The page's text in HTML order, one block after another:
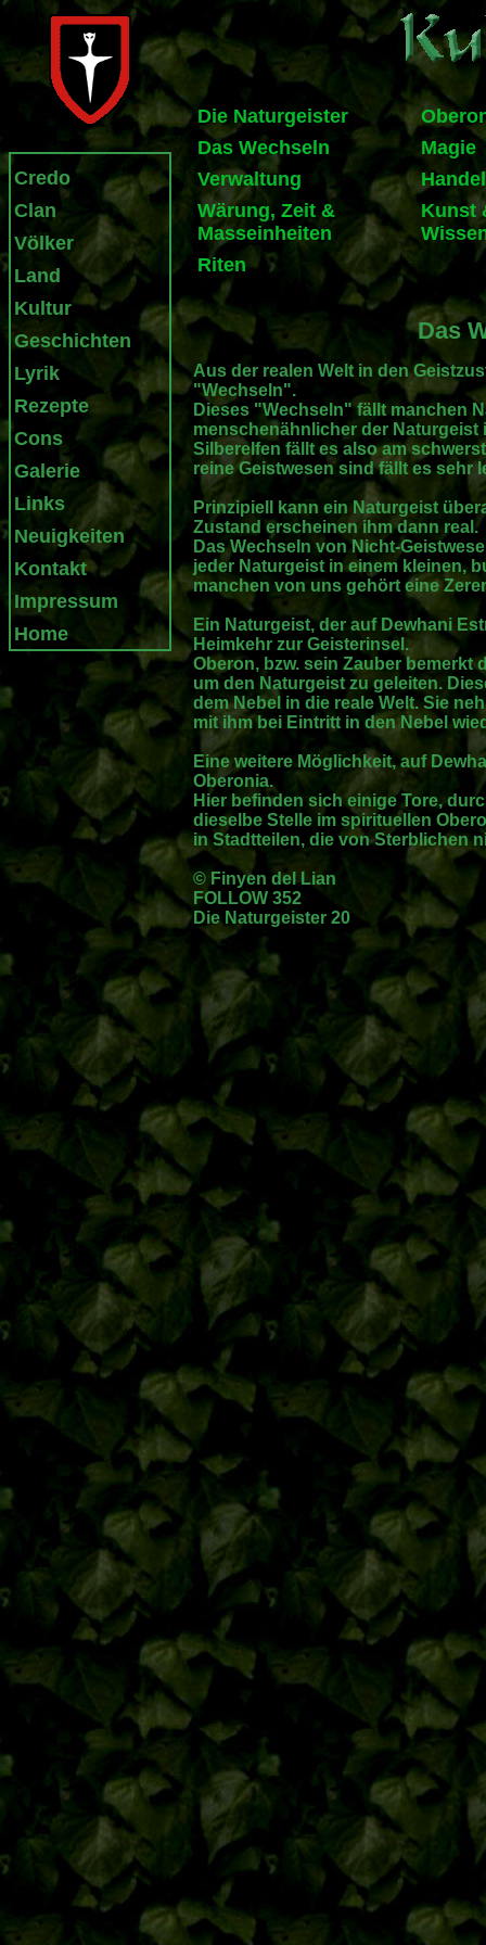
Credo
Clan
Völker
Land
Kultur
Geschichten
Lyrik
Rezepte
Cons
Galerie
Links
Neuigkeiten
Kontakt
Impressum
Home
Die Naturgeister
Das Wechseln
Magie
Verwaltung
Handel
Wärung, Zeit &
Masseinheiten
Kunst
Riten
Das
Aus der realen Welt in den
"Wechseln".
Dieses "Wechseln" fällt manchen
menschenähnlicher der
Silberelfen fällt es also am
reine Geistwesen sind fällt es sehr
Prinzipiell kann ein Naturgeist
Zustand erscheinen ihm dann real.
Das Wechseln von Nicht-
jeder Naturgeist in einem kleinen,
manchen von uns gehört eine
Ein Naturgeist, der auf Dewhani
Heimkehr zur Geisterinsel.
Oberon, bzw. sein Zauber bemerkt
um den Naturgeist zu geleiten.
dem Nebel in die reale Welt. Sie
mit ihm bei Eintritt in den Nebel
Eine weitere Möglichkeit, auf
Oberonia.
Hier befinden sich einige Tore,
dieselbe Stelle im spirituellen
in Stadtteilen, die von Sterblichen
© Finyen del Lian
FOLLOW 352
Die Naturgeister 20